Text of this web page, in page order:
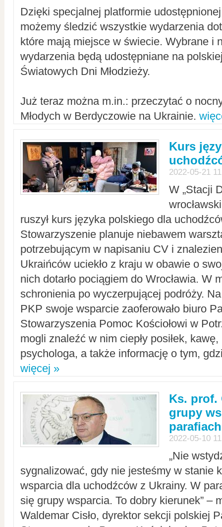
Dzięki specjalnej platformie
możemy śledzić wszystkie wydarzenia
które mają miejsce w świecie. Wybrane i
wydarzenia będą udostępniane na
Światowych Dni Młodzieży.
Już teraz można m.in.: przeczytać o
Młodych w Berdyczowie na Ukrainie.
Kurs
2022-05-21
W „Stacji
ruszył kurs języka polskiego dla
Stowarzyszenie planuje niebawem
potrzebującym w napisaniu CV i
Ukraińców uciekło z kraju w obawie o
nich dotarło pociągiem do Wrocławia. W
schronienia po wyczerpującej podróży.
PKP swoje wsparcie zaoferowało biuro
Stowarzyszenia Pomoc Kościołowi w
mogli znaleźć w nim ciepły posiłek,
psychologa, a także informację o tym,
więcej »
Ks. prof.
grupy
parafiach
2022-05-10
„Nie
sygnalizować, gdy nie jesteśmy w stanie
wsparcia dla uchodźców z Ukrainy. W
się grupy wsparcia. To dobry kierunek” –
Waldemar Cisło, dyrektor sekcji polskiej